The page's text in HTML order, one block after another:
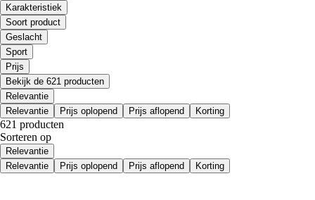
Karakteristiek
Soort product
Geslacht
Sport
Prijs
Bekijk de 621 producten
Relevantie
Relevantie
Prijs oplopend Prijs aflopend Korting
621 producten
Sorteren op
Relevantie
Relevantie
Prijs oplopend Prijs aflopend Korting